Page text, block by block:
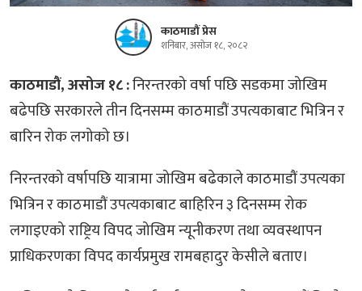
काठमाडौं प्रेस
शनिबार, असोज १८, २०८२
काठमाडौं, असोज १८ :निरन्तरको वर्षा पछि सडकमा जोखिम
बढेपछि सरकारले तीन दिनसम्म काठमाडौं उपत्यकाबाट भित्रिन र
बारिन रोक लगोको छ।
निरन्तरको वर्षापछि यात्रामा जोखिम बढेकाले काठमाडौं उपत्यका
भित्रिन र काठमाडौं उपत्यकाबाट बाहिरिन ३ दिनसम्म रोक
लगाइएको राष्ट्रिय विपद जोखिम न्यूनीकरण तथा व्यवस्थापन
प्राधिकरणका विपद कार्यप्रमुख रामबहादुर केसीले बताए।